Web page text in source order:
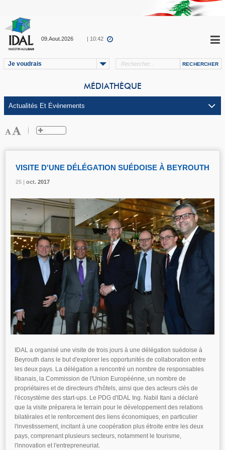
09.Aout.2026 | 10:42
Je voudrais
MÉDIATHÈQUE
25 | oct. 2017
VISITE D'UNE DÉLÉGATION SUÉDOISE À BEYROUTH
25 | oct. 2017
25 | oct. 2017
IDAL a organisé une visite de trois jours à une délégation suédoise à
Beyrouth dans le but d'explorer les opportunités de collaboration entre
les deux pays. La délégation a rencontré un nombre de responsables
libanais, la Commission de l'Union Européénne, un nombre de
propriétaires et de directeurs d'hôtels, ainsi que des acteurs clés de
l'écosystème des start-ups. Le PDG d'IDAL Ing. Nabil Itani a déclaré
que la visite préparera le terrain pour le développement des relations
bilatérales et le renforcement des liens économiques, en particulier
l'investissement, incitant à une coopération plus étroite entre les deux
pays, comprenant plusieurs secteurs, notamment le tourisme,
l'innovation et l'entrepreneuriat.